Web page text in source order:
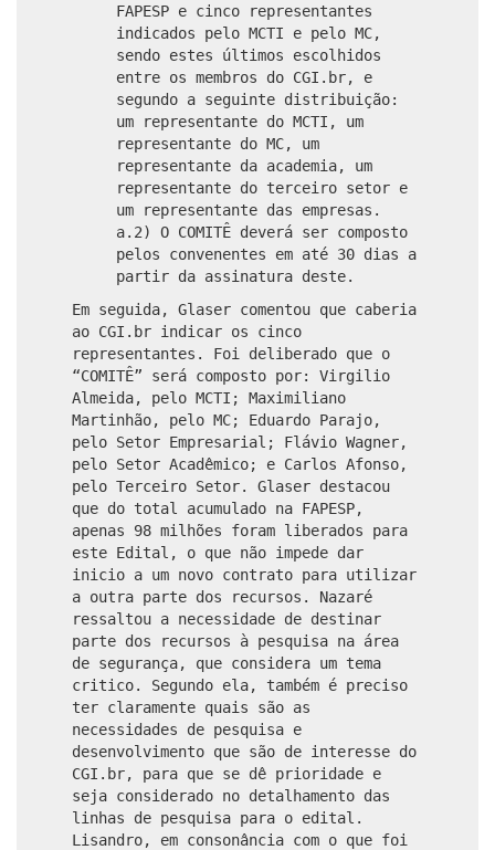
FAPESP e cinco representantes
indicados pelo MCTI e pelo MC,
sendo estes últimos escolhidos
entre os membros do CGI.br, e
segundo a seguinte distribuição:
um representante do MCTI, um
representante do MC, um
representante da academia, um
representante do terceiro setor e
um representante das empresas.
a.2) O COMITÊ deverá ser composto
pelos convenentes em até 30 dias a
partir da assinatura deste.
Em seguida, Glaser comentou que caberia
ao CGI.br indicar os cinco
representantes. Foi deliberado que o
“COMITÊ” será composto por: Virgilio
Almeida, pelo MCTI; Maximiliano
Martinhão, pelo MC; Eduardo Parajo,
pelo Setor Empresarial; Flávio Wagner,
pelo Setor Acadêmico; e Carlos Afonso,
pelo Terceiro Setor. Glaser destacou
que do total acumulado na FAPESP,
apenas 98 milhões foram liberados para
este Edital, o que não impede dar
inicio a um novo contrato para utilizar
a outra parte dos recursos. Nazaré
ressaltou a necessidade de destinar
parte dos recursos à pesquisa na área
de segurança, que considera um tema
critico. Segundo ela, também é preciso
ter claramente quais são as
necessidades de pesquisa e
desenvolvimento que são de interesse do
CGI.br, para que se dê prioridade e
seja considerado no detalhamento das
linhas de pesquisa para o edital.
Lisandro, em consonância com o que foi